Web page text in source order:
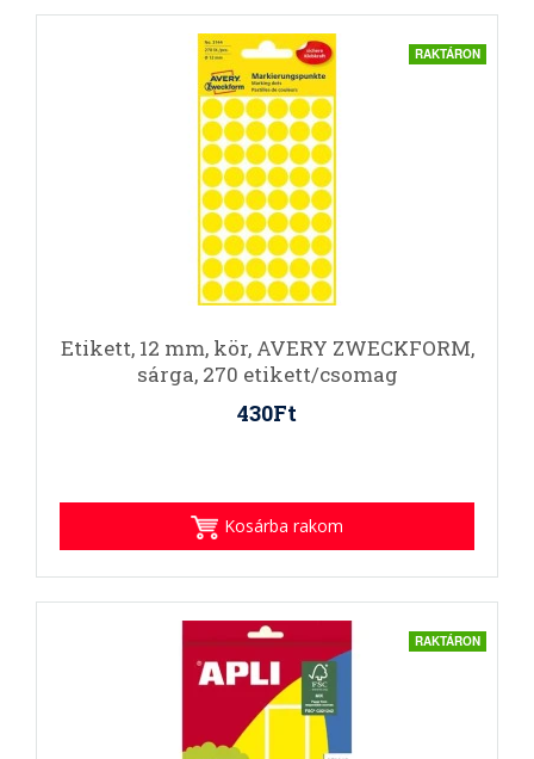
RAKTÁRON
Etikett, 12 mm, kör, AVERY ZWECKFORM,
sárga, 270 etikett/csomag
430Ft
Kosárba rakom
RAKTÁRON